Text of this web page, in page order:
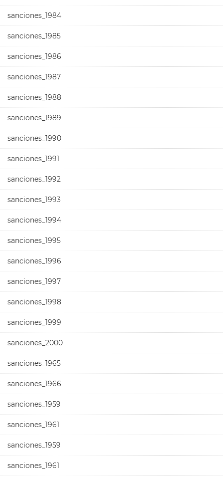
sanciones_1984
sanciones_1985
sanciones_1986
sanciones_1987
sanciones_1988
sanciones_1989
sanciones_1990
sanciones_1991
sanciones_1992
sanciones_1993
sanciones_1994
sanciones_1995
sanciones_1996
sanciones_1997
sanciones_1998
sanciones_1999
sanciones_2000
sanciones_1965
sanciones_1966
sanciones_1959
sanciones_1961
sanciones_1959
sanciones_1961